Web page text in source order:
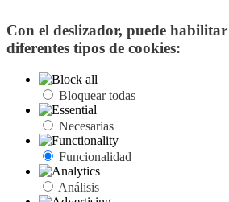
Con el deslizador, puede
diferentes tipos de cookies:
Bloquear todas
Necesarias
Funcionalidad
Análisis